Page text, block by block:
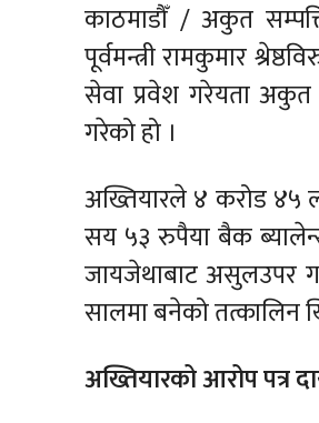
काठमाडौँ / अकुत
पूर्वमन्त्री रामकुमार
सेवा प्रवेश गरेयता अकुत
गरेको हो ।
अख्तियारले ४ करोड ४५
सय ५३ रुपैया बैक
जायजेथाबाट असुलउपर
सालमा बनेको तत्कालिन
अख्तियारको आरोप पत्र